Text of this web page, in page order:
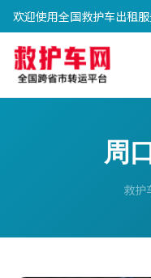
欢迎使用全国救护车出租服
周
救护